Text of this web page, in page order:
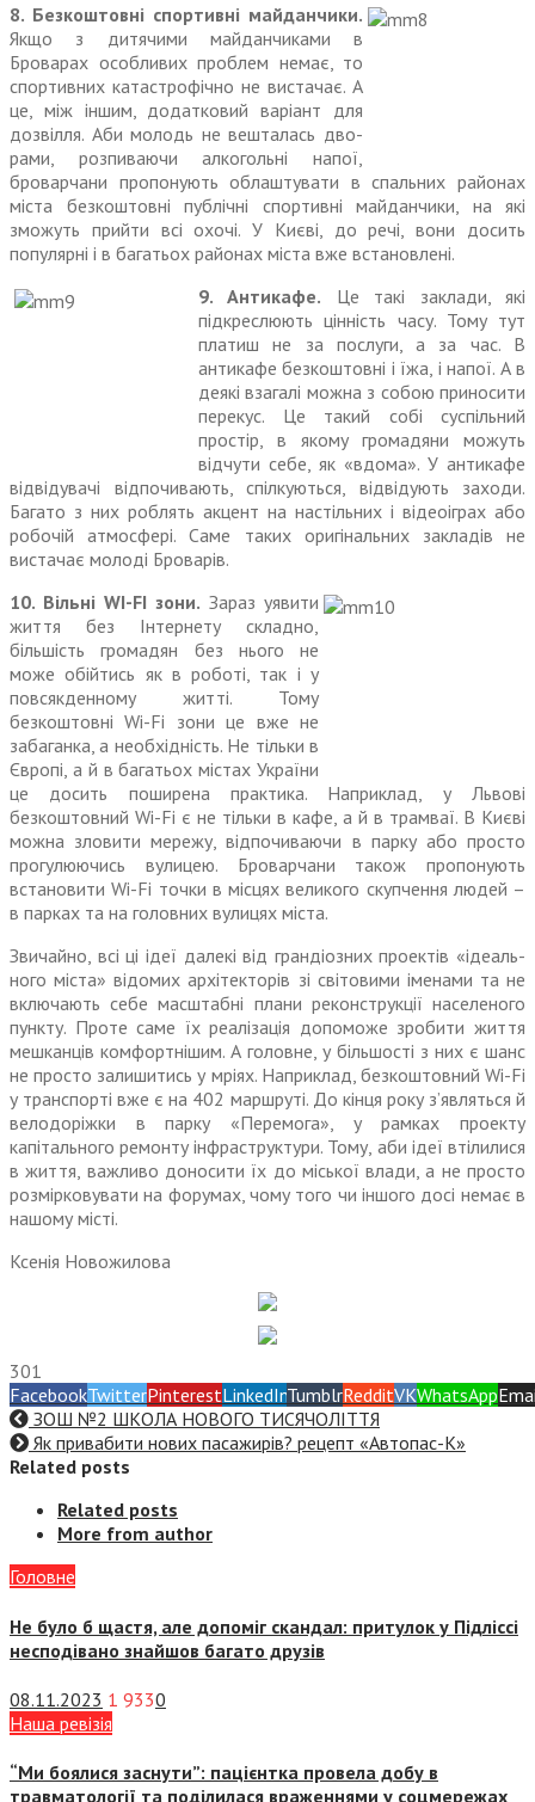
8. Безкоштовні спортивні майданчики.
Якщо з дитячими майданчиками в
Броварах особливих проблем немає, то
спортивних катастрофічно не вистачає. А
це, між іншим, додатковий варіант для
дозвілля. Аби молодь не вешталась дво­
рами, розпиваючи алкогольні напої,
броварчани пропонують облаштувати в спальних райо­нах
міста безкоштовні публічні спортивні майданчики, на які
зможуть прийти всі охочі. У Києві, до речі, вони досить
популярні і в багатьох районах міста вже встановлені.
9. Антикафе. Це такі заклади, які
підкреслюють цінність часу. Тому тут
платиш не за послуги, а за час. В
антикафе безкоштовні і їжа, і напої. А в
деякі взагалі можна з собою приносити
перекус. Це такий собі суспільний
простір, в якому громадяни можуть
відчути себе, як «вдома». У анти­кафе
відвідувачі відпочивають, спілкуються, відвідують заходи.
Багато з них роблять акцент на настільних і відеоіграх або
робочій атмосфері. Саме таких оригінальних закладів не
виста­чає молоді Броварів.
10. Вільні WI-FI зони. Зараз уявити
життя без Інтернету складно,
більшість громадян без нього не
може обійтись як в роботі, так і у
повсякденному житті. Тому
безкоштовні Wi-Fi зони це вже не
забаганка, а необхідність. Не тільки в
Європі, а й в багатьох містах України
це досить поширена практика. Наприклад, у Львові
безкоштовний Wi-Fi є не тільки в кафе, а й в трамваї. В Києві
можна зловити мережу, відпочиваючи в парку або просто
прогулюючись вулицею. Броварчани також про­понують
встановити Wi-Fi точки в місцях великого скупчення людей –
в парках та на головних вулицях міста.
Звичайно, всі ці ідеї далекі від грандіозних проектів «ідеаль­
ного міста» відомих архітек­торів зі світовими іменами та не
включають себе масштабні плани реконструкції населеного
пункту. Проте саме їх реалізація допоможе зробити життя
меш­канців комфортнішим. А головне, у більшості з них є шанс
не просто залишитись у мріях. Наприклад, безкоштовний Wi-Fi
у транспорті вже є на 402 маршруті. До кінця року з’являться й
велодоріжки в парку «Перемога», у рамках проекту
капітального ремонту інфраструктури. Тому, аби ідеї втілилися
в життя, важливо доносити їх до міської влади, а не просто
розмірковувати на форумах, чому того чи іншого досі немає в
нашому місті.
Ксенія Новожилова
301
FacebookTwitterPinterestLinkedInTumblrRedditVKWhatsApp
ЗОШ №2 ШКОЛА НОВОГО ТИСЯЧОЛІТТЯ
Як привабити нових пасажирів? рецепт «Автопас-К»
Related posts
Related posts
More from author
Головне
Не було б щастя, але допоміг скандал: притулок у Підліссі
несподівано знайшов багато друзів
08.11.2023 1 9330
Наша ревізія
“Ми боялися заснути”: пацієнтка провела добу в
травматології та поділилася враженнями у соцмережах